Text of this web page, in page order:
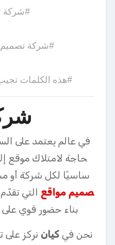
#شركة
#شركة تصميم
#هذه الكلمات
في عالم يعتمد على
حاجة لامتلاك موقع
ساسيًا لكل شركة أو
صميم مواقع التي
بناء حضور قوي على
نحن في كيان نركز على